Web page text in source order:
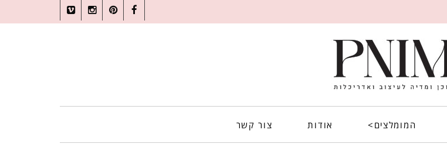
Facebook
Pinterest
Instagram
Vimeo
המומלצים> אודות צור קשר